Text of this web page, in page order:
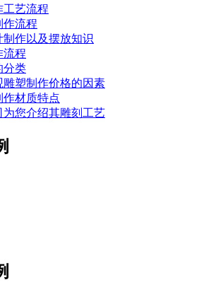
工艺流程
作流程
作以及摆放知识
流程
分类
雕塑制作价格的因素
作材质特点
为您介绍其雕刻工艺